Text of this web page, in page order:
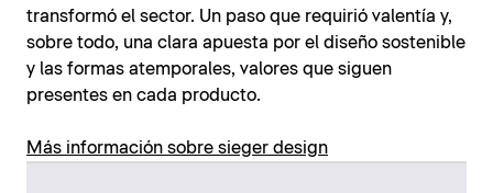
transformó el sector. Un paso que requirió valentía y,
sobre todo, una clara apuesta por el diseño sostenible
y las formas atemporales, valores que siguen
presentes en cada producto.
Más información sobre sieger design